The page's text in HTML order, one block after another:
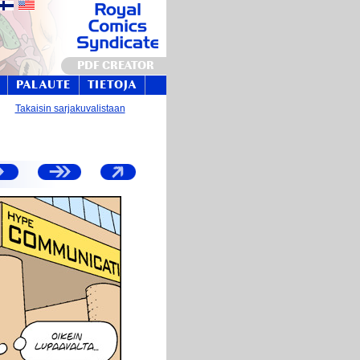
PDF CREATOR
PALAUTE
TIETOJA
Takaisin sarjakuvalistaan